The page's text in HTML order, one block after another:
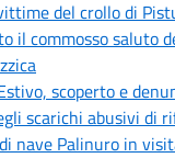
del crollo di
il commosso saluto
scoperto e
scarichi abusivi di
nave Palinuro in